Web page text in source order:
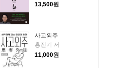
13,500원
사고외주
홍진기 저
11,000원